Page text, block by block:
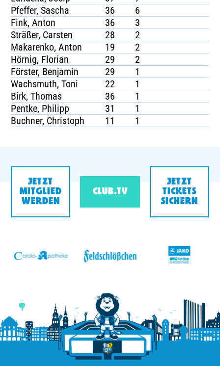
Pfeffer, Sascha
36
6
Fink, Anton
36
3
Sträßer, Carsten
28
2
Makarenko, Anton
19
2
Hörnig, Florian
29
2
Förster, Benjamin
29
1
Wachsmuth, Toni
22
1
Birk, Thomas
36
1
Pentke, Philipp
31
1
Buchner, Christoph
11 1
JETZT
MITGLIED
WERDEN
CLUB.TV
JETZT
TICKETS
SICHERN